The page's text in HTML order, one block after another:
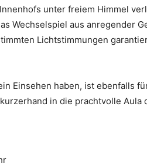
unter freiem Himmel
Wechselspiel aus anregender
Lichtstimmungen
Einsehen haben, ist ebenfalls
in die prachtvolle Aula